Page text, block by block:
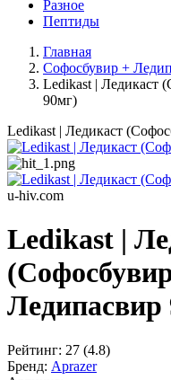
Разное
Пептиды
Главная
Софосбувир +
Ledikast | Ледикаст
90мг)
Ledikast | Ледикаст
u-hiv.com
Ledikast |
Ледипасвир
Рейтинг: 27 (4.8)
Бренд: Aprazer